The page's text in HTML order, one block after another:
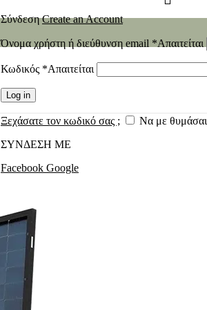
ΣύνδεσηCreate an Account
Όνομα χρήστη ή διεύθυνση email *Απαιτείται
Κωδικός *Απαιτείται
Log in
Ξεχάσατε τον κωδικό σας ;
Να με θυμάσαι
ΣΥΝΔΕΣΗ ΜΕ
Facebook Google